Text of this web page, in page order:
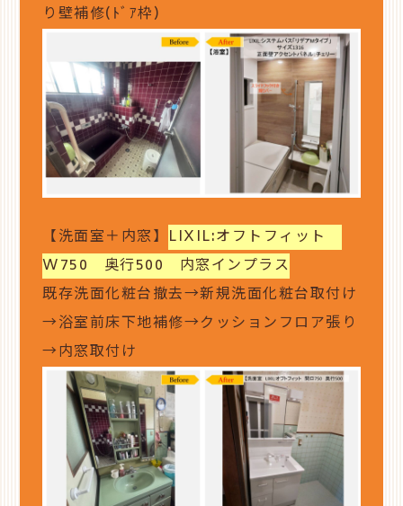
り壁補修(ﾄﾞｱ枠)
【洗面室＋内窓】 LIXIL:オフトフィット
W750 奥行500 内窓インプラス
既存洗面化粧台撤去→新規洗面化粧台取付け
→浴室前床下地補修→クッションフロア張り
→内窓取付け